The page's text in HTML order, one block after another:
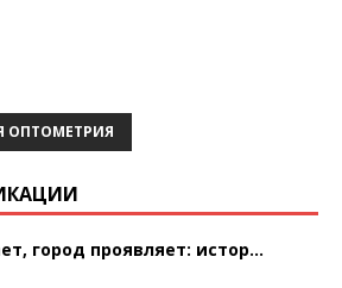
ОПТОМЕТРИЯ
город проявляет: истор...